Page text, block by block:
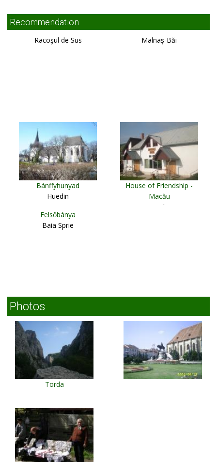
Recommendation
Racoşul de Sus Malnaş-Băi
Bánffyhunyad
Huedin
House of Friendship -
Macău
Macău
Felsőbánya
Baia Sprie
Photos
Torda